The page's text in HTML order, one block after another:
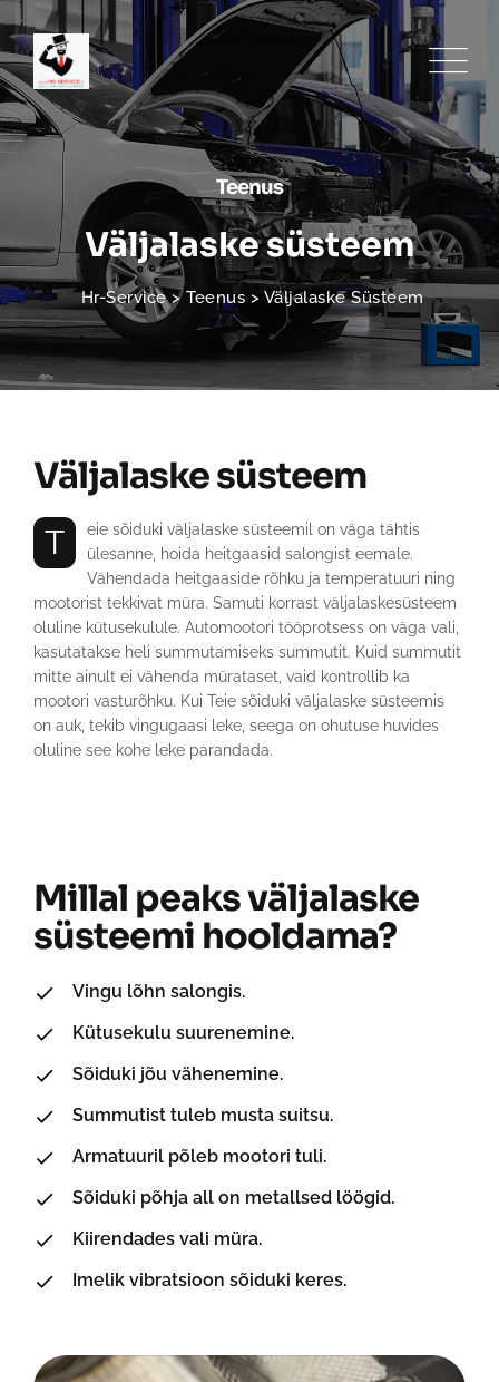
Teenus
Väljalaske süsteem
Hr-Service>Teenus > Väljalaske Süsteem
Väljalaske süsteem
Teie sõiduki väljalaske süsteemil on väga tähtis
ülesanne, hoida heitgaasid salongist eemale.
Vähendada heitgaaside rõhku ja temperatuuri ning
mootorist tekkivat müra. Samuti korrast väljalaskesüsteem
oluline kütusekulule. Automootori tööprotsess on väga vali,
kasutatakse heli summutamiseks summutit. Kuid summutit
mitte ainult ei vähenda mürataset, vaid kontrollib ka
mootori vasturõhku. Kui Teie sõiduki väljalaske süsteemis
on auk, tekib vingugaasi leke, seega on ohutuse huvides
oluline see kohe leke parandada.
Millal peaks väljalaske
süsteemi hooldama?
Vingu lõhn salongis.
Kütusekulu suurenemine.
Sõiduki jõu vähenemine.
Summutist tuleb musta suitsu.
Armatuuril põleb mootori tuli.
Sõiduki põhja all on metallsed löögid.
Kiirendades vali müra.
Imelik vibratsioon sõiduki keres.